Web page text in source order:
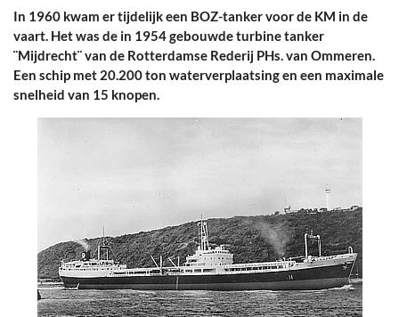
In 1960 kwam er tijdelijk een BOZ-tanker voor de KM in de
vaart. Het was de in 1954 gebouwde turbine tanker
¨Mijdrecht¨ van de Rotterdamse Rederij PHs. van Ommeren.
Een schip met 20.200 ton waterverplaatsing en een maximale
snelheid van 15 knopen.